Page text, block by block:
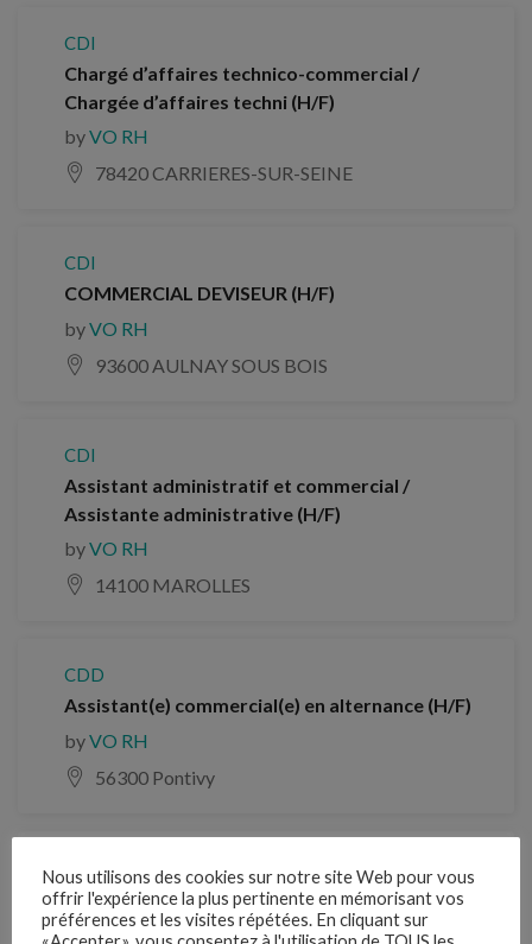
CDI
Chargé d’affaires technico-commercial /
Chargée d’affaires techni (H/F)
byVO RH
78420 CARRIERES-SUR-SEINE
CDI
COMMERCIAL DEVISEUR (H/F)
byVO RH
93600 AULNAY SOUS BOIS
CDI
Assistant administratif et commercial /
Assistante administrative (H/F)
byVO RH
14100 MAROLLES
CDD
Assistant(e) commercial(e) en alternance (H/F)
byVO RH
56300 Pontivy
TECHNICO COMMERCIAL H/F Sud – Est (H/F)
byVO RH
Nous utilisons des cookies sur notre site Web pour vous
offrir l'expérience la plus pertinente en mémorisant vos
préférences et les visites répétées. En cliquant sur